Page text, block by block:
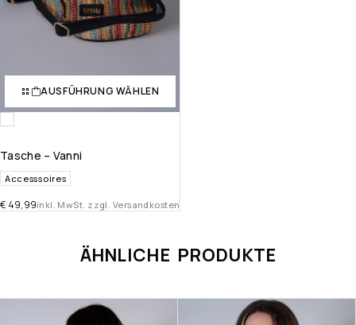
AUSFÜHRUNG WÄHLEN
Tasche – Vanni
Accesssoires
€ 49,99inkl. MwSt. zzgl. Versandkosten
ÄHNLICHE PRODUKTE